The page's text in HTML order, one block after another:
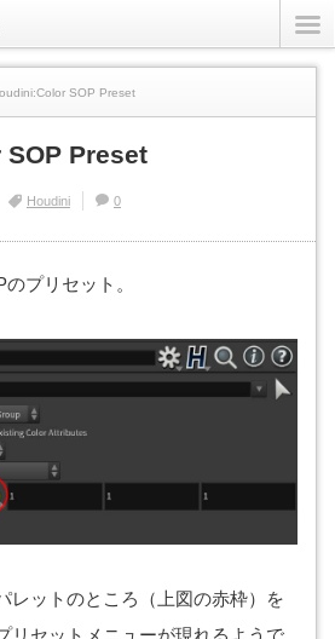
SOP Preset
Preset
Houdini 0
プリセット。
レットのところ（上図の赤枠）を
リセットメニューが現れるようで